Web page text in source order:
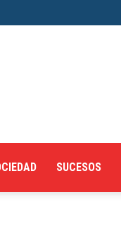
SUCESOS